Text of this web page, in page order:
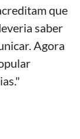
que
saber
Agora